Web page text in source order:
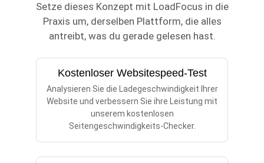
Setze dieses Konzept mit LoadFocus in die
Praxis um, derselben Plattform, die alles
antreibt, was du gerade gelesen hast.
Kostenloser Websitespeed-Test
Analysieren Sie die Ladegeschwindigkeit Ihrer
Website und verbessern Sie ihre Leistung mit
unserem kostenlosen
Seitengeschwindigkeits-Checker.